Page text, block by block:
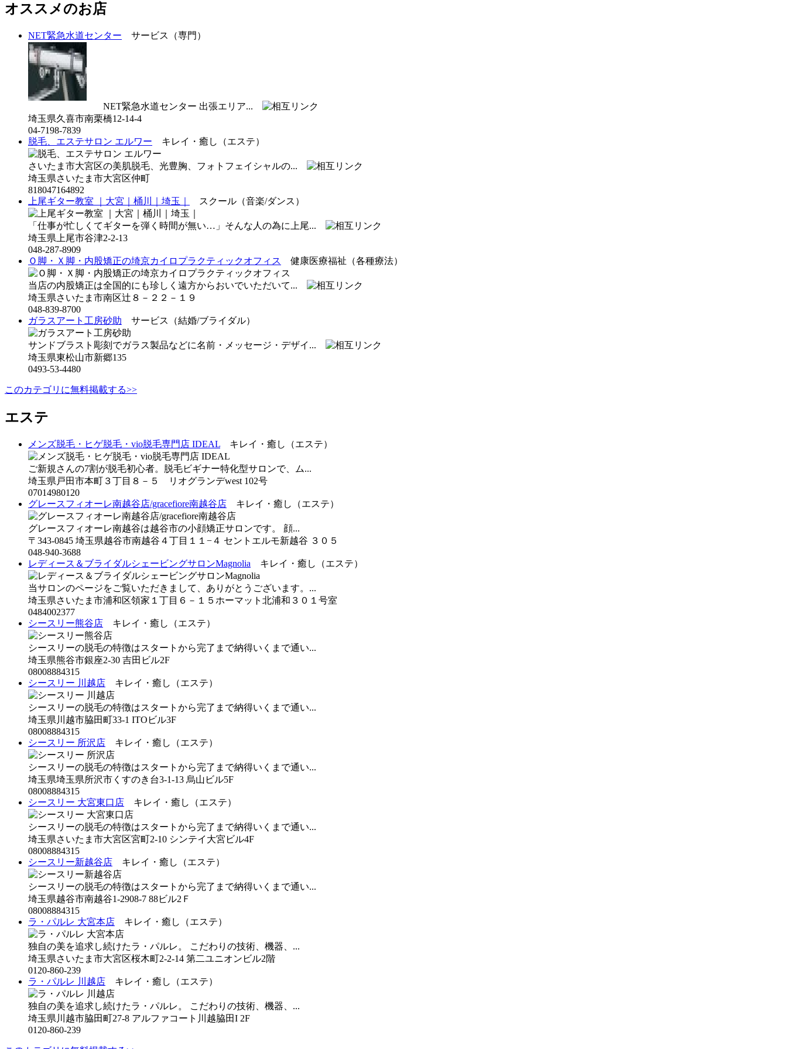
オススメのお店
NET緊急水道センター サービス（専門）
NET緊急水道センター 出張エリア...
埼玉県久喜市南栗橋12-14-4
04-7198-7839
脱毛、エステサロン エルワー キレイ・癒し（エステ）
さいたま市大宮区の美肌脱毛、光豊胸、フォトフェイシャルの...
埼玉県さいたま市大宮区仲町
818047164892
上尾ギター教室 ｜大宮｜桶川｜埼玉｜
スクール（音楽/ダンス）
「仕事が忙しくてギターを弾く時間が無い…」そんな人の為に上尾...
埼玉県上尾市谷津2-2-13
048-287-8909
Ｏ脚・Ｘ脚・内股矯正の埼京カイロプラクティックオフィス
健康医療福祉（各種療法）
当店の内股矯正は全国的にも珍しく遠方からおいでいただいて...
埼玉県さいたま市南区辻８－２２－１９
048-839-8700
ガラスアート工房砂助 サービス（結婚/ブライダル）
サンドブラスト彫刻でガラス製品などに名前・メッセージ・デザイ...
埼玉県東松山市新郷135
0493-53-4480
このカテゴリに無料掲載する>>
エステ
メンズ脱毛・ヒゲ脱毛・vio脱毛専門店 IDEAL キレイ・癒し（エステ）
ご新規さんの7割が脱毛初心者。脱毛ビギナー特化型サロンで、ム...
埼玉県戸田市本町３丁目８－５ リオグランデwest 102号
07014980120
グレースフィオーレ南越谷店/gracefiore南越谷店 キレイ・癒し（エステ）
グレースフィオーレ南越谷は越谷市の小顔矯正サロンです。 顔...
〒343-0845 埼玉県越谷市南越谷４丁目１１−４ セントエルモ新越谷 ３０５
048-940-3688
レディース＆ブライダルシェービングサロンMagnolia キレイ・癒し（エステ）
当サロンのページをご覧いただきまして、ありがとうございます。...
埼玉県さいたま市浦和区領家１丁目６－１５ホーマット北浦和３０１号室
0484002377
シースリー熊谷店 キレイ・癒し（エステ）
シースリーの脱毛の特徴はスタートから完了まで納得いくまで通い...
埼玉県熊谷市銀座2-30 吉田ビル2F
08008884315
シースリー 川越店 キレイ・癒し（エステ）
シースリーの脱毛の特徴はスタートから完了まで納得いくまで通い...
埼玉県川越市脇田町33-1 ITOビル3F
08008884315
シースリー 所沢店 キレイ・癒し（エステ）
シースリーの脱毛の特徴はスタートから完了まで納得いくまで通い...
埼玉県埼玉県所沢市くすのき台3-1-13 烏山ビル5F
08008884315
シースリー 大宮東口店 キレイ・癒し（エステ）
シースリーの脱毛の特徴はスタートから完了まで納得いくまで通い...
埼玉県さいたま市大宮区宮町2-10 シンテイ大宮ビル4F
08008884315
シースリー新越谷店 キレイ・癒し（エステ）
シースリーの脱毛の特徴はスタートから完了まで納得いくまで通い...
埼玉県越谷市南越谷1-2908-7 88ビル2Ｆ
08008884315
ラ・パルレ 大宮本店 キレイ・癒し（エステ）
独自の美を追求し続けたラ・パルレ。 こだわりの技術、機器、...
埼玉県さいたま市大宮区桜木町2-2-14 第二ユニオンビル2階
0120-860-239
ラ・パルレ 川越店 キレイ・癒し（エステ）
独自の美を追求し続けたラ・パルレ。 こだわりの技術、機器、...
埼玉県川越市脇田町27-8 アルファコート川越脇田Ι 2F
0120-860-239